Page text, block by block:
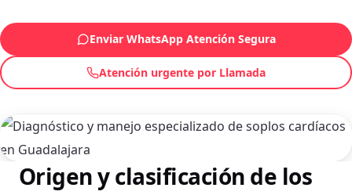
Enviar WhatsApp Atención Segura
Atención urgente por Llamada
Origen y clasificación de los